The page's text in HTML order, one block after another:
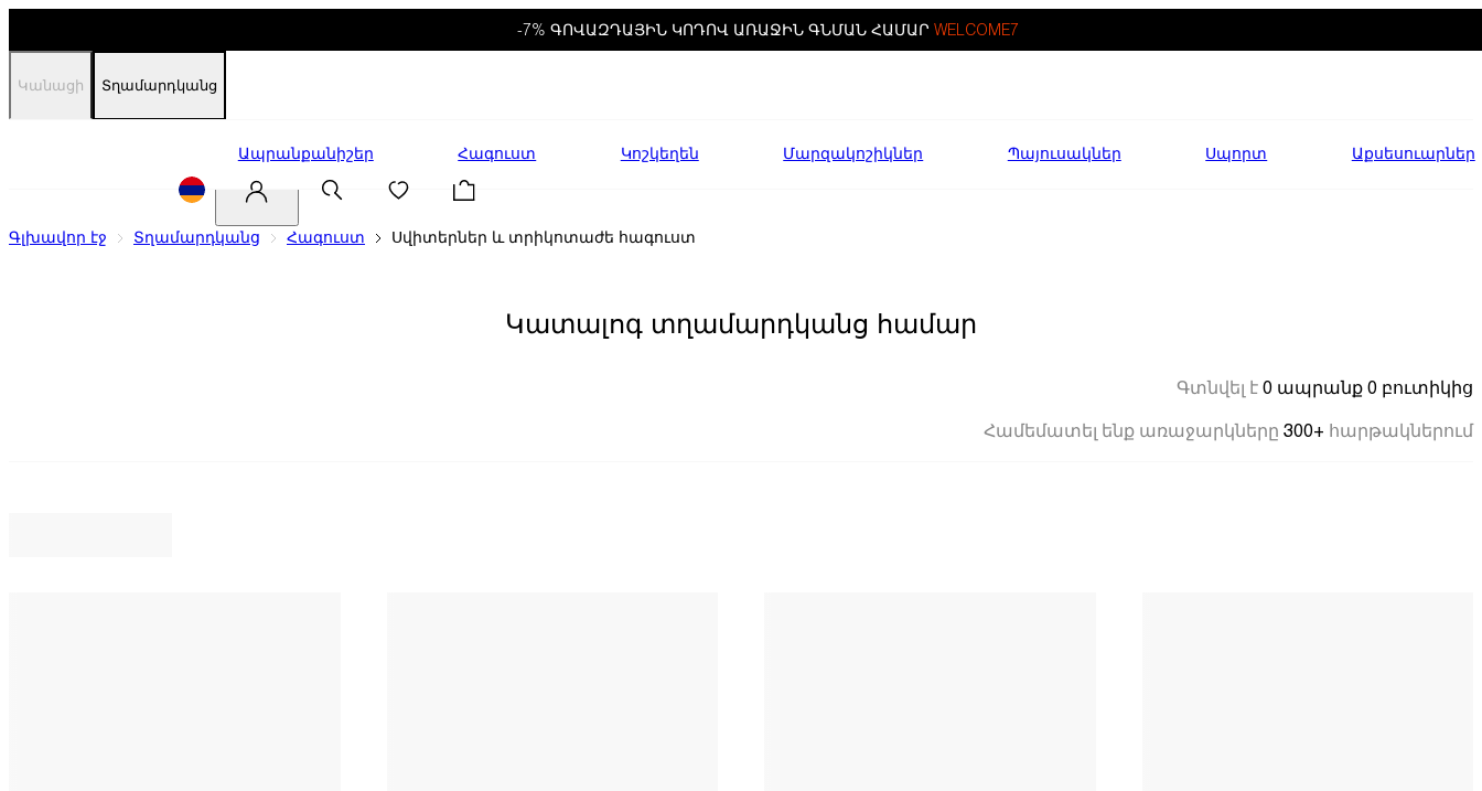
-7% ԳՈՎԱԶԴԱՅԻՆ ԿՈԴՈՎ ԱՌԱՋԻՆ ԳՆՄԱՆ ՀԱՄԱՐ WELCOME7
Կանացի Տղամարդկանց
Ապրանքանիշեր Հագուստ Կոշկեղեն Մարզակոշիկներ Պայուսակներ Սպորտ Աքսեսուարներ
Գլխավոր էջ Տղամարդկանց Հագուստ Սվիտերներ և տրիկոտաժե հագուստ
Կատալոգ տղամարդկանց համար
Գտնվել է 0 ապրանք 0 բուտիկից
Համեմատել ենք առաջարկները 300+ հարթակներում